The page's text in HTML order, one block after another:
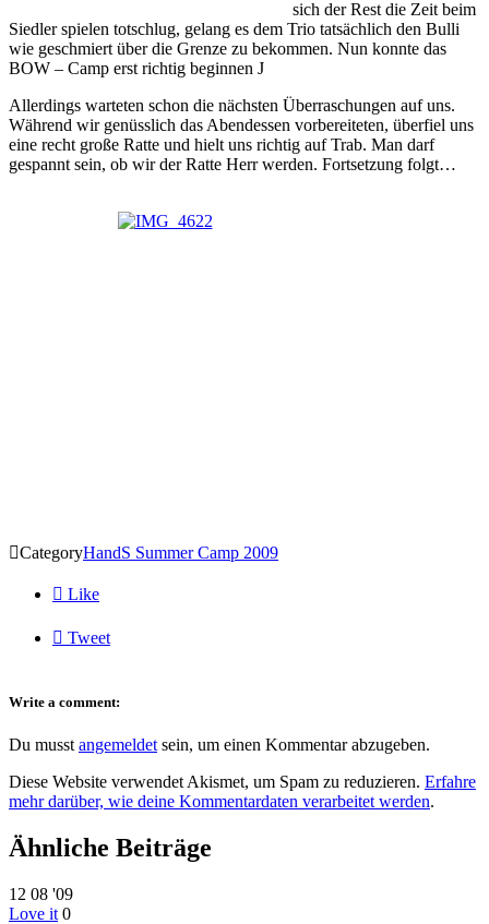
sich der Rest die Zeit beim
Siedler spielen totschlug, gelang es dem Trio tatsächlich den Bulli
wie geschmiert über die Grenze zu bekommen. Nun konnte das
BOW – Camp erst richtig beginnen J
Allerdings warteten schon die nächsten Überraschungen auf uns.
Während wir genüsslich das Abendessen vorbereiteten, überfiel uns
eine recht große Ratte und hielt uns richtig auf Trab. Man darf
gespannt sein, ob wir der Ratte Herr werden. Fortsetzung folgt…
CategoryHandS Summer Camp 2009
 Like
 Tweet
Write a comment:
Du musst angemeldet sein, um einen Kommentar abzugeben.
Diese Website verwendet Akismet, um Spam zu reduzieren. Erfahre
mehr darüber, wie deine Kommentardaten verarbeitet werden.
Ähnliche Beiträge
12 08 '09
Love it 0